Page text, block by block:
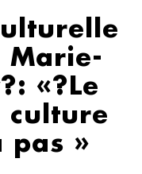
Marie-
«?Le
culture
pas »